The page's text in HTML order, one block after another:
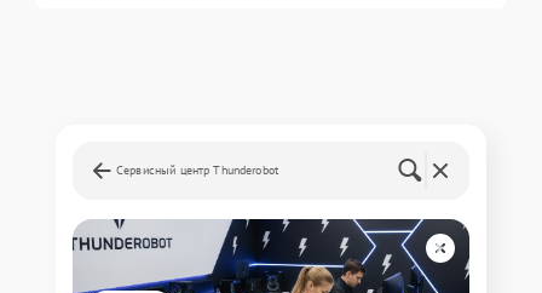
Сервисный центр Thunderobot